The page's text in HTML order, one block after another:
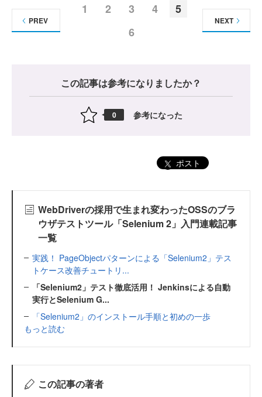
1 2 3 4
5
6
PREV NEXT
この記事は参考になりましたか？
0 参考になった
ポスト
WebDriverの採用で生まれ変わったOSSのブラ
ウザテストツール「Selenium 2」入門連載記事
一覧
実践！ PageObjectパターンによる「Selenium2」テス
トケース改善チュートリ...
「Selenium2」テスト徹底活用！ Jenkinsによる自動
実行とSelenium G...
「Selenium2」のインストール手順と初めの一歩
もっと読む
この記事の著者